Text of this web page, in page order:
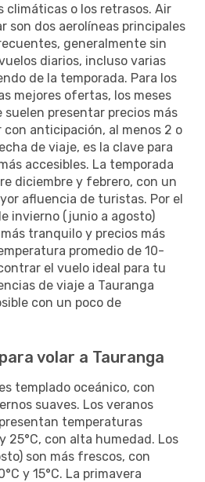
climáticas o los retrasos. Air
son dos aerolíneas principales
generalmente sin
diarios, incluso varias
de la temporada. Para los
mejores ofertas, los meses
suelen presentar precios más
con anticipación, al menos 2 o
de viaje, es la clave para
accesibles. La temporada
diciembre y febrero, con un
afluencia de turistas. Por el
invierno (junio a agosto)
tranquilo y precios más
promedio de 10-
el vuelo ideal para tu
de viaje a Tauranga
con un poco de
volar a Tauranga
templado oceánico, con
suaves. Los veranos
temperaturas
25°C, con alta humedad. Los
son más frescos, con
y 15°C. La primavera